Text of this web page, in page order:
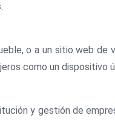
o a un sitio web de
como un dispositivo
y gestión de